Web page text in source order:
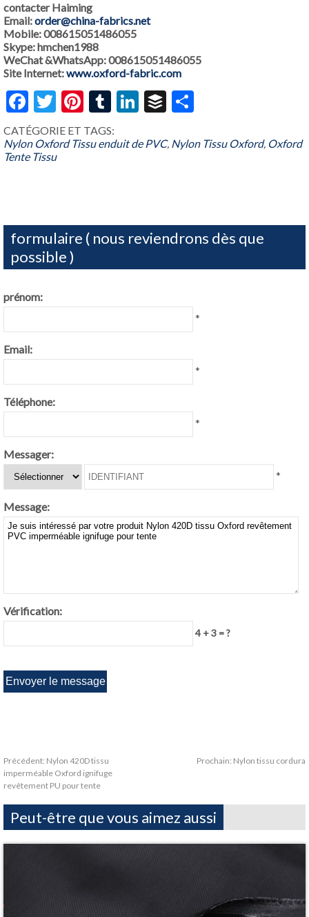
contacter Haiming
Email:order@china-fabrics.net
Mobile: 008615051486055
Skype: hmchen1988
WeChat &WhatsApp: 008615051486055
Site Internet:www.oxford-fabric.com
Facebook
Twitter
Pinterest
Tumblr
LinkedIn
Buffer
CATÉGORIE ET ​​TAGS:
Nylon Oxford Tissu enduit de PVC, Nylon Tissu Oxford, Oxford
Tente Tissu
formulaire ( nous reviendrons dès que
possible )
prénom:
*
Email:
*
Téléphone:
*
Messager:
*
Message:
Vérification:
4 + 3 = ?
Précédent: Nylon 420D tissu
imperméable Oxford ignifuge
revêtement PU pour tente
Prochain: Nylon tissu cordura
Peut-être que vous aimez aussi